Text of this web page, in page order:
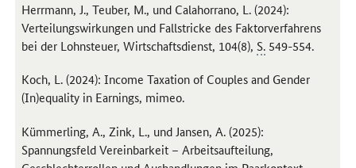
Herrmann, J., Teuber, M., und Calahorrano, L. (2024):
Verteilungswirkungen und Fallstricke des Faktorverfahrens
bei der Lohnsteuer, Wirtschaftsdienst, 104(8), S. 549-554.
Koch, L. (2024):Income Taxation of Couples and Gender
(In)equality in Earnings, mimeo.
Kümmerling, A., Zink, L., und Jansen, A. (2025):
Spannungsfeld Vereinbarkeit – Arbeitsaufteilung,